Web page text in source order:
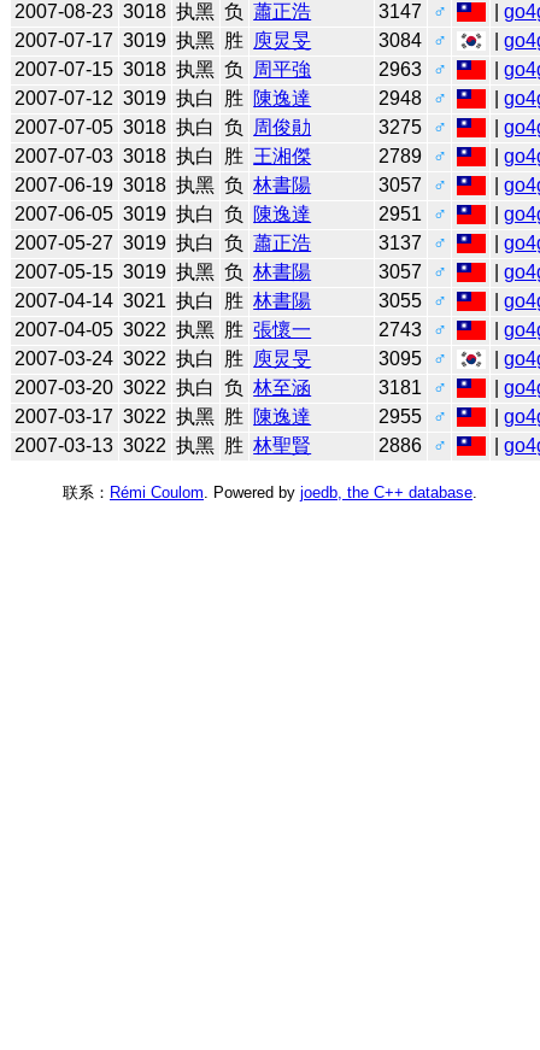
2007-08-23 3018 执黑 负 蕭正浩 3147 ♂ |
2007-07-17 3019 执黑 胜 庾炅旻 3084 ♂ |
2007-07-15 3018 执黑 负 周平強 2963 ♂ |
2007-07-12 3019 执白 胜 陳逸達 2948 ♂ |
2007-07-05 3018 执白 负 周俊勛 3275 ♂ |
2007-07-03 3018 执白 胜 王湘傑 2789 ♂ |
2007-06-19 3018 执黑 负 林書陽 3057 ♂ |
2007-06-05 3019 执白 负 陳逸達 2951 ♂ |
2007-05-27 3019 执白 负 蕭正浩 3137 ♂ |
2007-05-15 3019 执黑 负 林書陽 3057 ♂ |
2007-04-14 3021 执白 胜 林書陽 3055 ♂ |
2007-04-05 3022 执黑 胜 張懷一 2743 ♂ |
2007-03-24 3022 执白 胜 庾炅旻 3095 ♂ |
2007-03-20 3022 执白 负 林至涵 3181 ♂ |
2007-03-17 3022 执黑 胜 陳逸達 2955 ♂ |
2007-03-13 3022 执黑 胜 林聖賢 2886 ♂ |
联系： Rémi Coulom . Powered by joedb, the C++ database